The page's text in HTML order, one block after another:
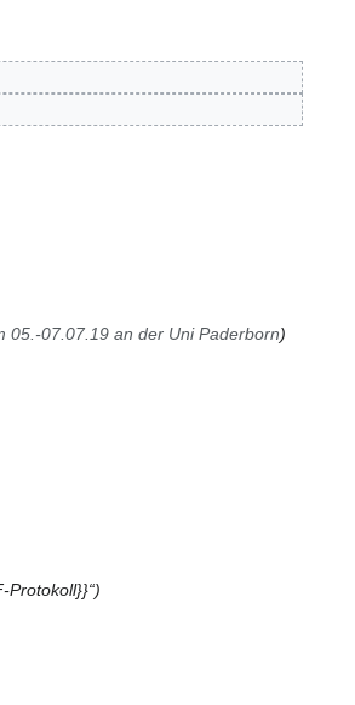
05.-07.07.19 an der Uni Paderborn
Protokoll}}“